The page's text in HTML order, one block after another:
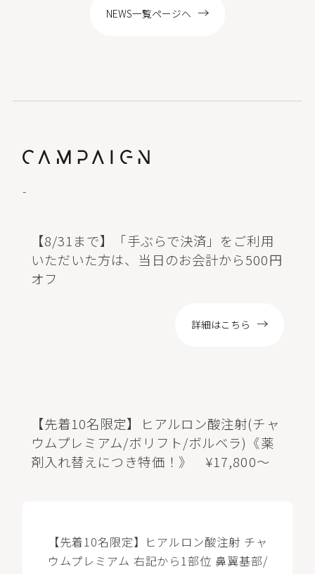
NEWS一覧ページへ
-
【8/31まで】「手ぶらで決済」をご利用
いただいた方は、当日のお会計から500円
オフ
詳細はこちら
【先着10名限定】ヒアルロン酸注射(チャ
ウムプレミアム/ボリフト/ボルベラ)《薬
剤入れ替えにつき特価！》 ¥17,800～
【先着10名限定】ヒアルロン酸注射 チャ
ウムプレミアム 右記から1部位 鼻翼基部/